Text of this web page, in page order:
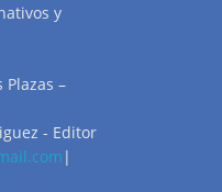
y
Plazas –
- Editor
|